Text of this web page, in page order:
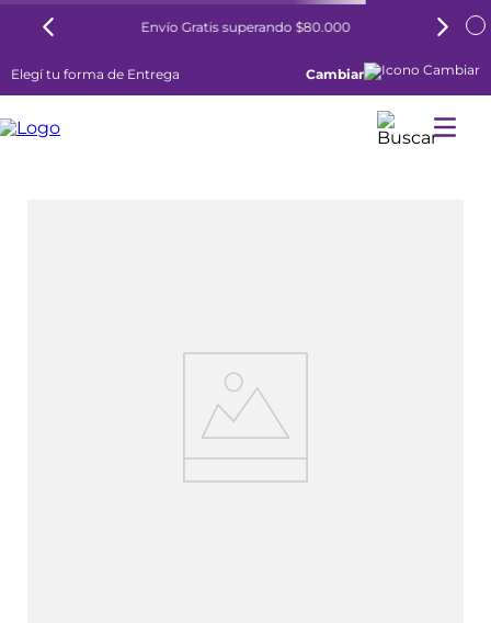
Envío Gratis superando $80.000
Elegí tu forma de Entrega Cambiar